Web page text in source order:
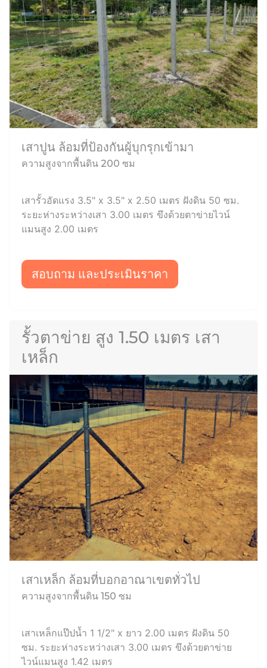
เสาปูน ล้อมที่ป้องกันผู้บุกรุกเข้ามา
ความสูงจากพื้นดิน 200 ซม
เสารั้วอัดแรง 3.5" x 3.5" x 2.50 เมตร ฝังดิน 50 ซม.
ระยะห่างระหว่างเสา 3.00 เมตร ขึงด้วยตาข่ายไวน์
แมนสูง 2.00 เมตร
สอบถาม และประเมินราคา
รั้วตาข่าย สูง 1.50 เมตร เสา
เหล็ก
เสาเหล็ก ล้อมที่บอกอาณาเขตทั่วไป
ความสูงจากพื้นดิน 150 ซม
เสาเหล็กแป๊ปน้ำ 1 1/2" x ยาว 2.00 เมตร ฝังดิน 50
ซม. ระยะห่างระหว่างเสา 3.00 เมตร ขึงด้วยตาข่าย
ไวน์แมนสูง 1.42 เมตร